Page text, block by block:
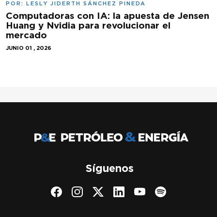
POR: LESLY JIDERTH SÁNCHEZ PINEDA
Computadoras con IA: la apuesta de Jensen
Huang y Nvidia para revolucionar el
mercado
JUNIO 01 , 2026
Síguenos